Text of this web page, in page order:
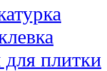
плитки